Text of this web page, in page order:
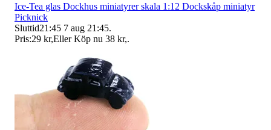
Ice-Tea glas Dockhus miniatyrer skala 1:12 Dockskåp miniatyr
Picknick
Sluttid21:45 7 aug 21:45.
Pris:29 kr,Eller Köp nu 38 kr,.